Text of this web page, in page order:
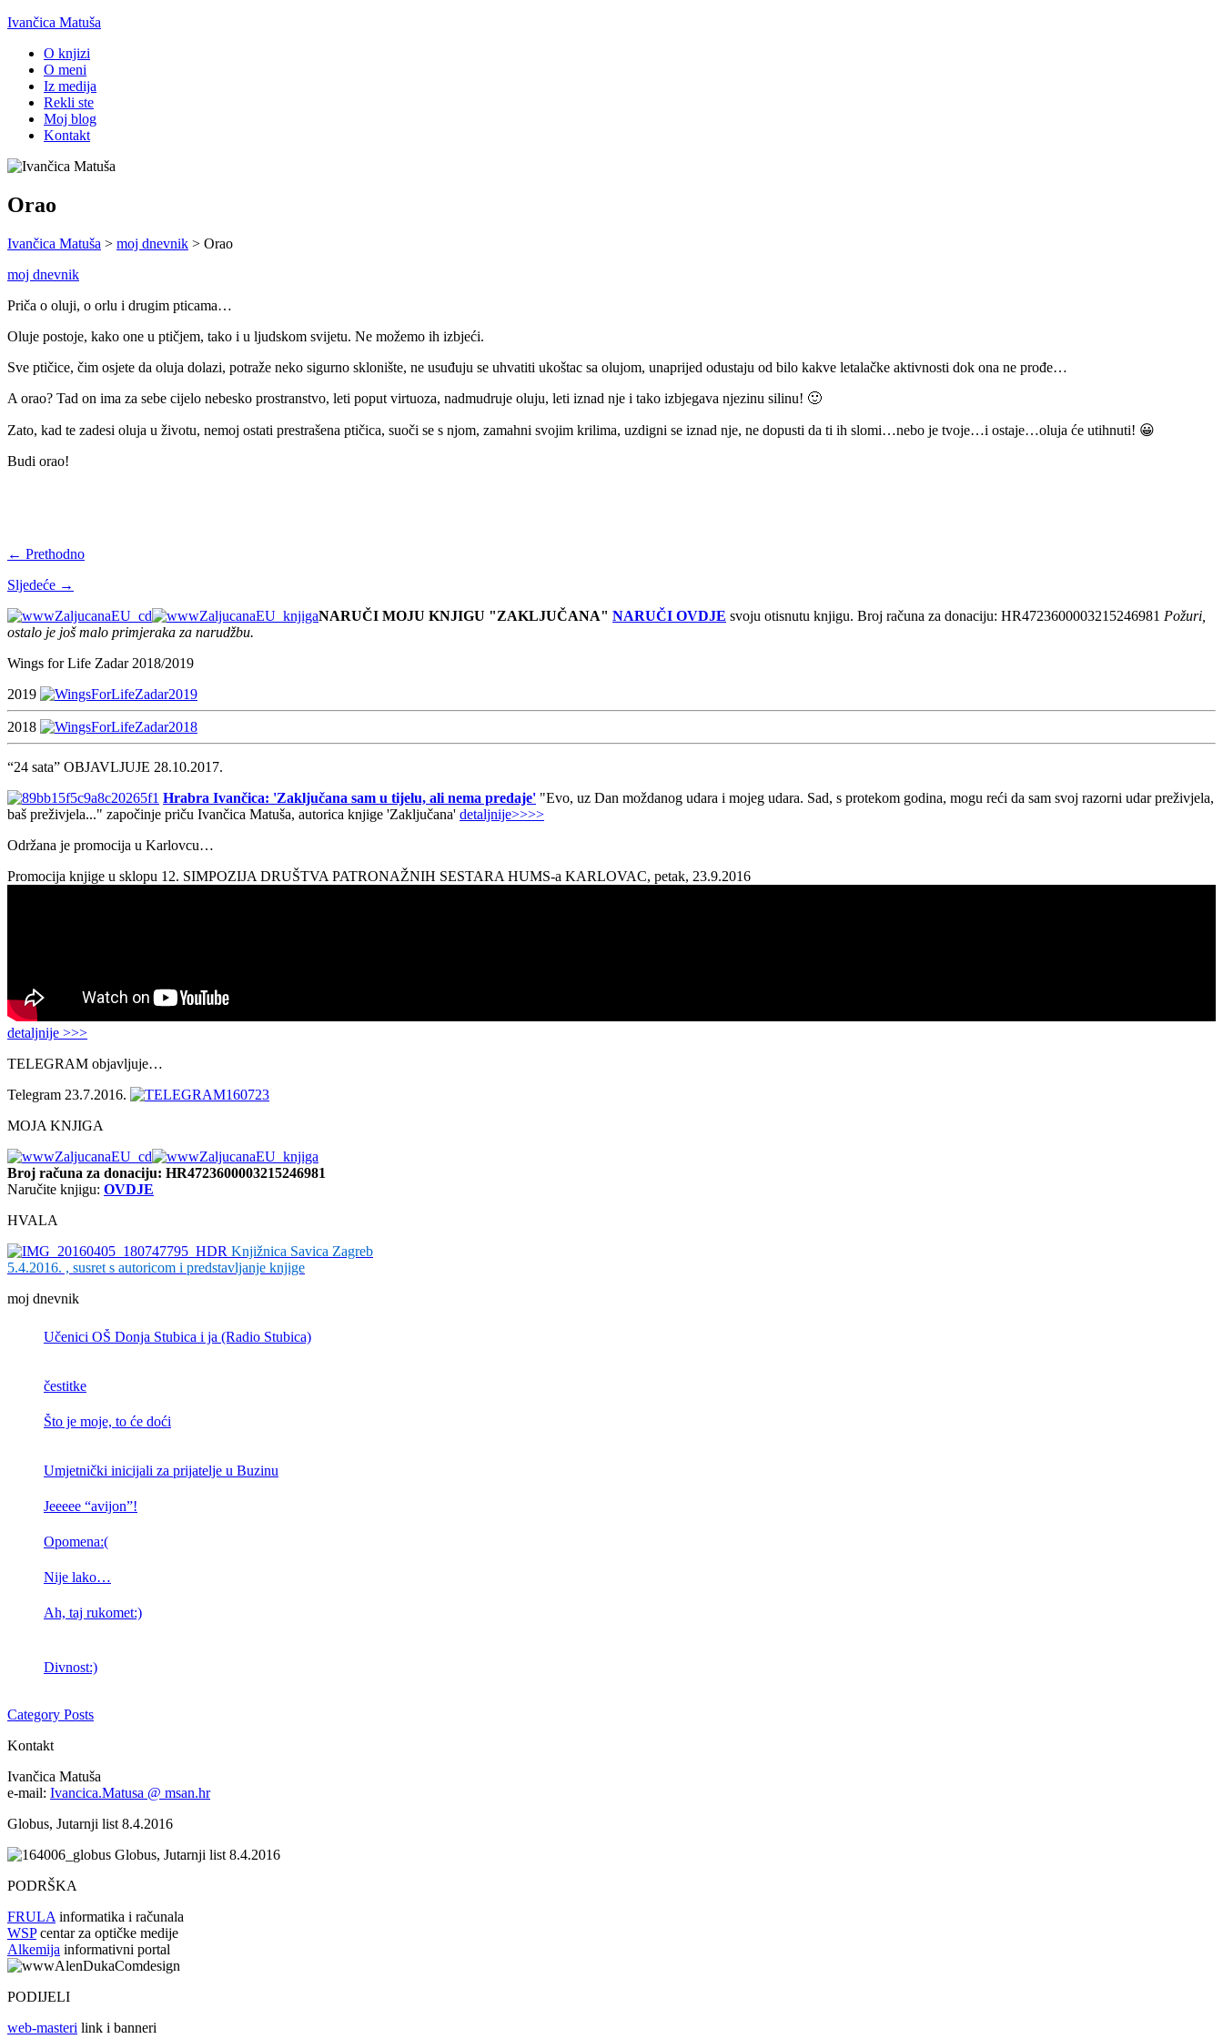
Ivančica Matuša
O knjizi
O meni
Iz medija
Rekli ste
Moj blog
Kontakt
Orao
Ivančica Matuša > moj dnevnik > Orao
moj dnevnik
Priča o oluji, o orlu i drugim pticama…
Oluje postoje, kako one u ptičjem, tako i u ljudskom svijetu. Ne možemo ih izbjeći.
Sve ptičice, čim osjete da oluja dolazi, potraže neko sigurno sklonište, ne usuđuju se uhvatiti ukoštac sa olujom, unaprijed odustaju od bilo kakve letalačke aktivnosti dok ona ne prođe…
A orao? Tad on ima za sebe cijelo nebesko prostranstvo, leti poput virtuoza, nadmudruje oluju, leti iznad nje i tako izbjegava njezinu silinu! 🙂
Zato, kad te zadesi oluja u životu, nemoj ostati prestrašena ptičica, suoči se s njom, zamahni svojim krilima, uzdigni se iznad nje, ne dopusti da ti ih slomi…nebo je tvoje…i ostaje…oluja će utihnuti! 😀
Budi orao!
← Prethodno
Sljedeće →
NARUČI MOJU KNJIGU "ZAKLJUČANA" NARUČI OVDJE svoju otisnutu knjigu. Broj računa za donaciju: HR4723600003215246981 Požuri,
ostalo je još malo primjeraka za narudžbu.
Wings for Life Zadar 2018/2019
2019
2018
“24 sata” OBJAVLJUJE 28.10.2017.
Hrabra Ivančica: 'Zaključana sam u tijelu, ali nema predaje' "Evo, uz Dan moždanog udara i mojeg udara. Sad, s protekom godina, mogu reći da sam svoj razorni udar preživjela,
baš preživjela..." započinje priču Ivančica Matuša, autorica knjige 'Zaključana' detaljnije>>>>
Održana je promocija u Karlovcu…
Promocija knjige u sklopu 12. SIMPOZIJA DRUŠTVA PATRONAŽNIH SESTARA HUMS-a KARLOVAC, petak, 23.9.2016
detaljnije >>>
TELEGRAM objavljuje…
Telegram 23.7.2016.
MOJA KNJIGA
Broj računa za donaciju: HR4723600003215246981
Naručite knjigu: OVDJE
HVALA
Knjižnica Savica Zagreb
5.4.2016. , susret s autoricom i predstavljanje knjige
moj dnevnik
Učenici OŠ Donja Stubica i ja (Radio Stubica)
čestitke
Što je moje, to će doći
Umjetnički inicijali za prijatelje u Buzinu
Jeeeee “avijon”!
Opomena:(
Nije lako…
Ah, taj rukomet:)
Divnost:)
Category Posts
Kontakt
Ivančica Matuša
e-mail: Ivancica.Matusa @ msan.hr
Globus, Jutarnji list 8.4.2016
Globus, Jutarnji list 8.4.2016
PODRŠKA
FRULA informatika i računala
WSPcentar za optičke medije
Alkemija informativni portal
PODIJELI
web-masteri link i banneri